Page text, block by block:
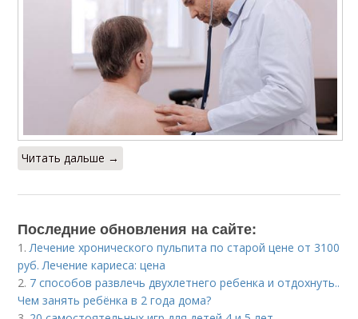
Читать дальше →
Последние обновления на сайте:
1.Лечение хронического пульпита по старой цене от 3100
руб. Лечение кариеса: цена
2. 7 способов развлечь двухлетнего ребенка и отдохнуть..
Чем занять ребёнка в 2 года дома?